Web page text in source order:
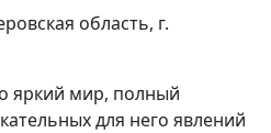
область, г.
яркий мир, полный
для него явлений